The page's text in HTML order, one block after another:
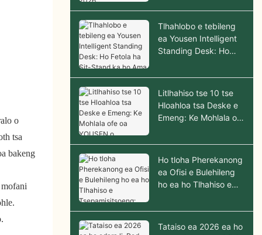
o
tsa
bakeng
2026
Tlhahlobo e tebileng
ea Yousen Intelligent
Standing Desk: Ho
ho Ama Hantle
Litlhahiso tse 10 tse
Hloahloa tsa Deske e
Emeng: Ke Mohlala ofe
Molemohali oa ho
Reka?
Ho tloha Pherekanong
ea Ofisi e Bulehileng
ho ea ho Tlhahiso e
Thuto ea Nyeoe ea
Pod ea Batho ba 6
Tataiso ea 2026 ea ho